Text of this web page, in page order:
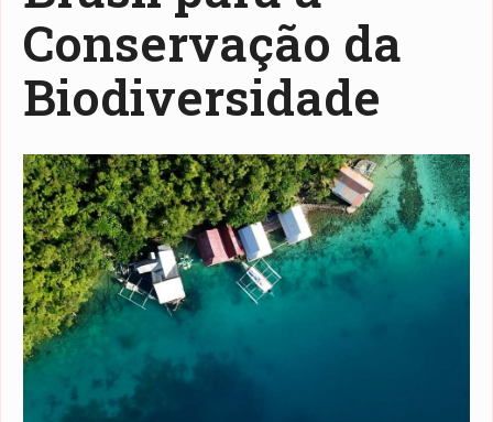
Conservação da
Biodiversidade